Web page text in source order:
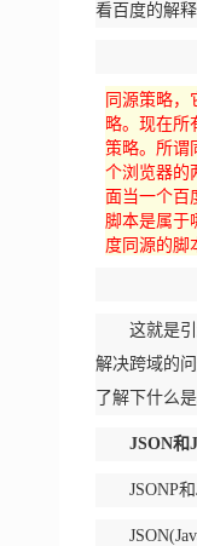
看百度的解释
同源策略，
略。现在所
策略。所谓
个浏览器的
面当一个百
脚本是属于
度同源的脚
这就是
解决跨域的
了解下什么是
JSON和
JSONP